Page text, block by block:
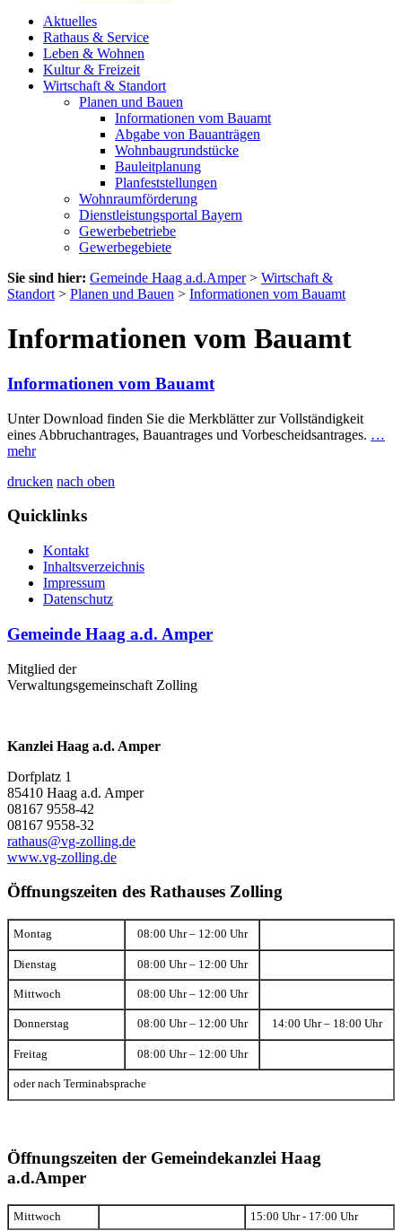
Aktuelles
Rathaus & Service
Leben & Wohnen
Kultur & Freizeit
Wirtschaft & Standort
Planen und Bauen
Informationen vom Bauamt
Abgabe von Bauanträgen
Wohnbaugrundstücke
Bauleitplanung
Planfeststellungen
Wohnraumförderung
Dienstleistungsportal Bayern
Gewerbebetriebe
Gewerbegebiete
Sie sind hier: Gemeinde Haag a.d.Amper> Wirtschaft &
Standort > Planen und Bauen > Informationen vom Bauamt
Informationen vom Bauamt
Informationen vom Bauamt
Unter Download finden Sie die Merkblätter zur Vollständigkeit
eines Abbruchantrages, Bauantrages und Vorbescheidsantrages. …
mehr
drucken nach oben
Quicklinks
Kontakt
Inhaltsverzeichnis
Impressum
Datenschutz
Gemeinde Haag a.d. Amper
Mitglied der
Verwaltungsgemeinschaft Zolling
Kanzlei Haag a.d. Amper
Dorfplatz 1
85410 Haag a.d. Amper
08167 9558-42
08167 9558-32
rathaus@vg-zolling.de
www.vg-zolling.de
Öffnungszeiten des Rathauses Zolling
Montag 08:00 Uhr – 12:00 Uhr
Dienstag 08:00 Uhr – 12:00 Uhr
Mittwoch 08:00 Uhr – 12:00 Uhr
Donnerstag 08:00 Uhr – 12:00 Uhr 14:00 Uhr – 18:00 Uhr
Freitag 08:00 Uhr – 12:00 Uhr
oder nach Terminabsprache
Öffnungszeiten der Gemeindekanzlei Haag
a.d.Amper
Mittwoch 15:00 Uhr - 17:00 Uhr